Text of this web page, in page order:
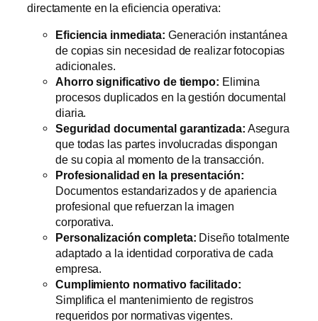
directamente en la eficiencia operativa:
Eficiencia inmediata: Generación instantánea
de copias sin necesidad de realizar fotocopias
adicionales.
Ahorro significativo de tiempo: Elimina
procesos duplicados en la gestión documental
diaria.
Seguridad documental garantizada: Asegura
que todas las partes involucradas dispongan
de su copia al momento de la transacción.
Profesionalidad en la presentación:
Documentos estandarizados y de apariencia
profesional que refuerzan la imagen
corporativa.
Personalización completa: Diseño totalmente
adaptado a la identidad corporativa de cada
empresa.
Cumplimiento normativo facilitado:
Simplifica el mantenimiento de registros
requeridos por normativas vigentes.